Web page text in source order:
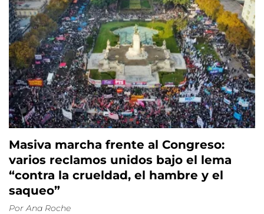
Masiva marcha frente al Congreso:
varios reclamos unidos bajo el lema
“contra la crueldad, el hambre y el
saqueo”
Por Ana Roche